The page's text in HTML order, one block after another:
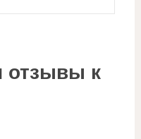
отзывы к